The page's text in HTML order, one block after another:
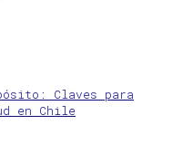
Claves para
en Chile